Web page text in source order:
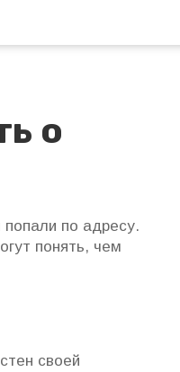
о
по адресу.
понять, чем
своей